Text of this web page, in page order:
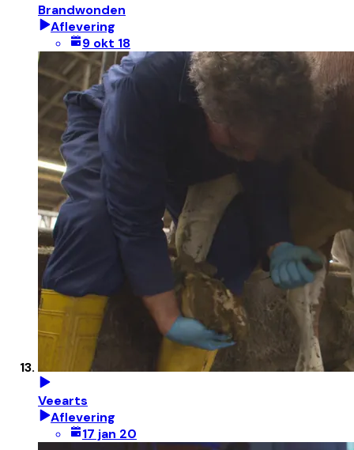
Brandwonden
Aflevering
9 okt 18
Veearts
Aflevering
17 jan 20